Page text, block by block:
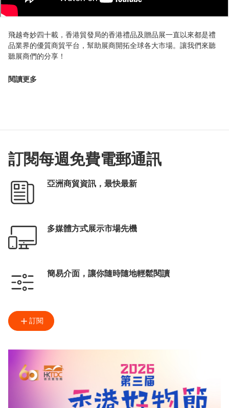
飛越奇妙四十載，香港貿發局的香港禮品及贈品展一直以來都是禮
品業界的優質商貿平台，幫助展商開拓全球各大市場。讓我們來聽
聽展商們的分享！
閱讀更多
訂閱每週免費電郵通訊
亞洲商貿資訊，最快最新
多媒體方式展示市場先機
簡易介面，讓你隨時隨地輕鬆閱讀
訂閱